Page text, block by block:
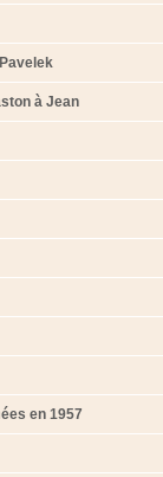
à Jean
en 1957